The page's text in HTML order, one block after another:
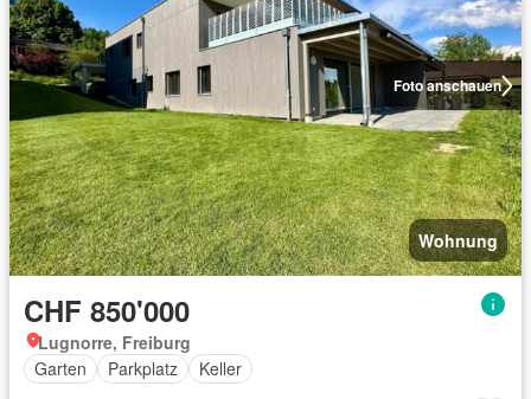
Foto anschauen
Wohnung
CHF 850'000
Lugnorre, Freiburg
Garten
Parkplatz Keller